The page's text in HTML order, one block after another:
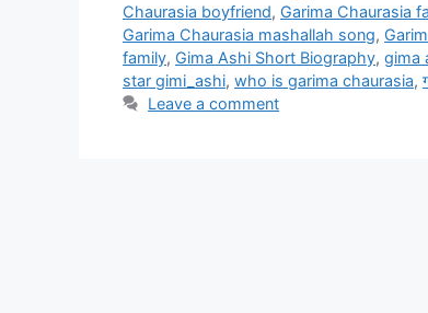
Chaurasia boyfriend, Garima Chaurasia
Garima Chaurasia mashallah song,
family, Gima Ashi Short Biography, gima
star gimi_ashi, who is garima chaurasia,
Leave a comment